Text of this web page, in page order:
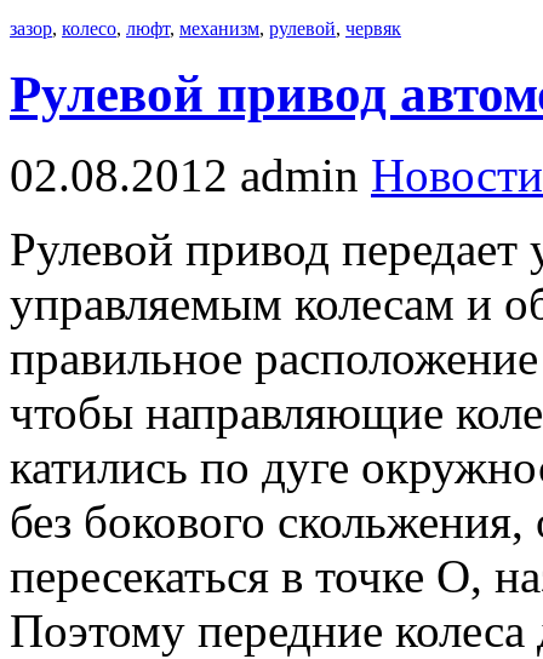
зазор, колесо, люфт, механизм, рулевой, червяк
Рулевой привод
02.08.2012 admin Новости
Рулевой привод передает
управляемым колесам и
правильное
чтобы направляющие
катились по дуге
без бокового
пересекаться в точке О,
Поэтому передние